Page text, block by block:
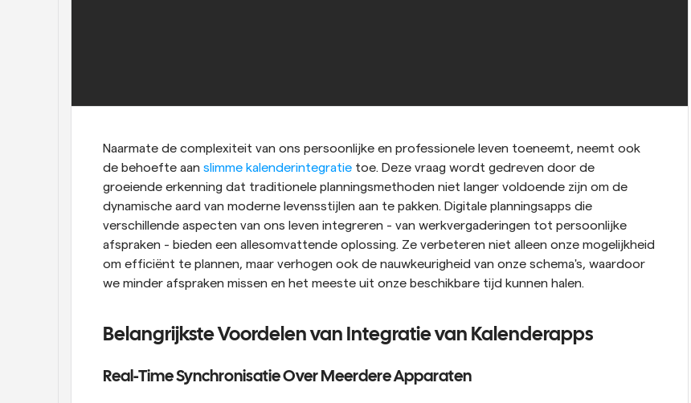
Naarmate de complexiteit van ons persoonlijke en professionele leven toeneemt, neemt ook
de behoefte aan slimme kalenderintegratie toe. Deze vraag wordt gedreven door de
groeiende erkenning dat traditionele planningsmethoden niet langer voldoende zijn om de
dynamische aard van moderne levensstijlen aan te pakken. Digitale planningsapps die
verschillende aspecten van ons leven integreren - van werkvergaderingen tot persoonlijke
afspraken - bieden een allesomvattende oplossing. Ze verbeteren niet alleen onze mogelijkheid
om efficiënt te plannen, maar verhogen ook de nauwkeurigheid van onze schema's, waardoor
we minder afspraken missen en het meeste uit onze beschikbare tijd kunnen halen.
Belangrijkste Voordelen van Integratie van Kalenderapps
Real-Time Synchronisatie Over Meerdere Apparaten